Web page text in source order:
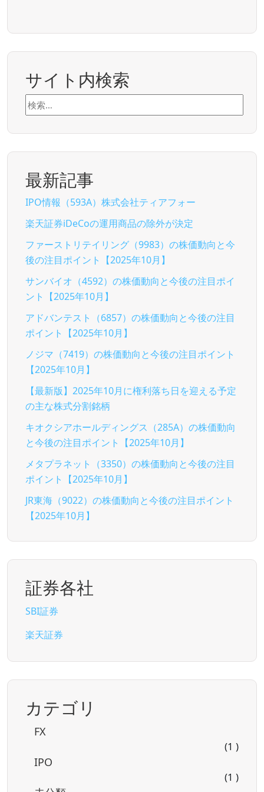
サイト内検索
検
索:
最新記事
IPO情報（593A）株式会社ティアフォー
楽天証券iDeCoの運用商品の除外が決定
ファーストリテイリング（9983）の株価動向と今
後の注目ポイント【2025年10月】
サンバイオ（4592）の株価動向と今後の注目ポイ
ント【2025年10月】
アドバンテスト（6857）の株価動向と今後の注目
ポイント【2025年10月】
ノジマ（7419）の株価動向と今後の注目ポイント
【2025年10月】
【最新版】2025年10月に権利落ち日を迎える予定
の主な株式分割銘柄
キオクシアホールディングス（285A）の株価動向
と今後の注目ポイント【2025年10月】
メタプラネット（3350）の株価動向と今後の注目
ポイント【2025年10月】
JR東海（9022）の株価動向と今後の注目ポイント
【2025年10月】
証券各社
SBI証券
楽天証券
カテゴリ
FX
(1 )
IPO
(1 )